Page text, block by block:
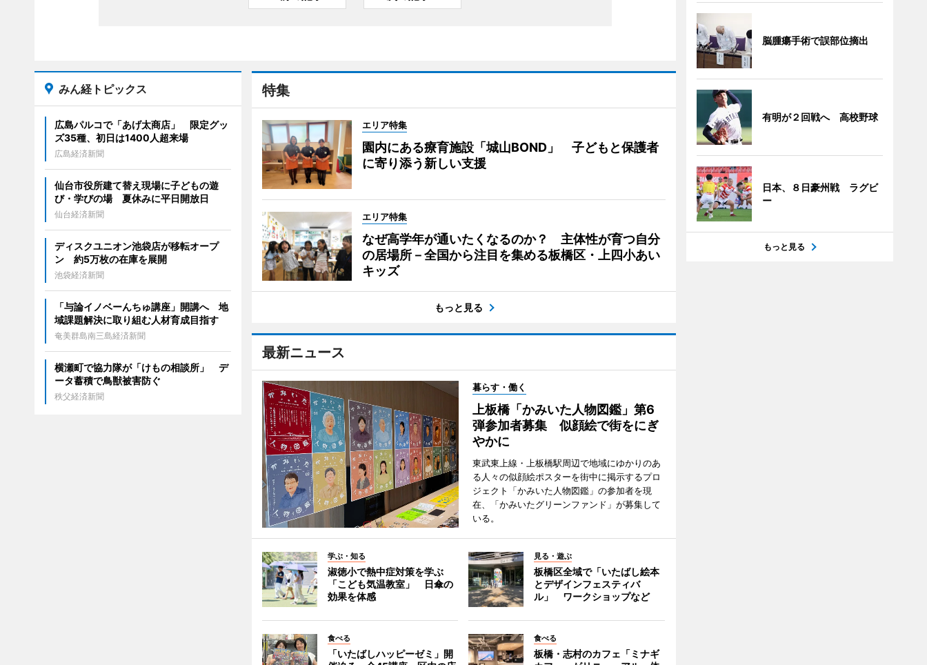
特集
エリア特集
園内にある療育施設「城山BOND」 子どもと保護者
に寄り添う新しい支援
エリア特集
なぜ高学年が通いたくなるのか？ 主体性が育つ自分
の居場所－全国から注目を集める板橋区・上四小あい
キッズ
もっと見る
最新ニュース
暮らす・働く
上板橋「かみいた人物図鑑」第6
弾参加者募集 似顔絵で街をにぎ
やかに
東武東上線・上板橋駅周辺で地域にゆかりのあ
る人々の似顔絵ポスターを街中に掲示するプロ
ジェクト「かみいた人物図鑑」の参加者を現
在、「かみいたグリーンファンド」が募集して
いる。
学ぶ・知る
淑徳小で熱中症対策を学ぶ
「こども気温教室」 日傘の
効果を体感
見る・遊ぶ
板橋区全域で「いたばし絵本
とデザインフェスティバ
ル」 ワークショップなど
食べる
「いたばしハッピーゼミ」開
食べる
板橋・志村のカフェ「ミナギ
みん経トピックス
広島パルコで「あげ太商店」 限定グッ
ズ35種、初日は1400人超来場
広島経済新聞
仙台市役所建て替え現場に子どもの遊
び・学びの場 夏休みに平日開放日
仙台経済新聞
ディスクユニオン池袋店が移転オープ
ン 約5万枚の在庫を展開
池袋経済新聞
「与論イノベーんちゅ講座」開講へ 地
域課題解決に取り組む人材育成目指す
奄美群島南三島経済新聞
横瀬町で協力隊が「けもの相談所」 デ
ータ蓄積で鳥獣被害防ぐ
秩父経済新聞
脳腫瘍手術で誤部位摘出
有明が２回戦へ 高校野球
日本、８日豪州戦 ラグビ
ー
もっと見る